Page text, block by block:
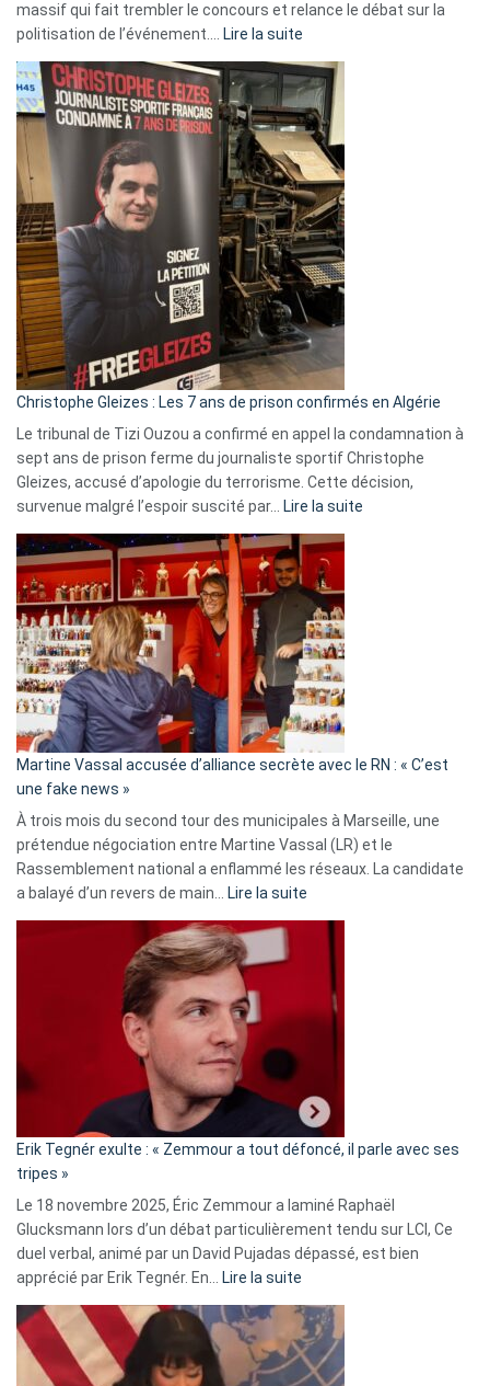
massif qui fait trembler le concours et relance le débat sur la
politisation de l’événement.… Lire la suite
Eurovision
2026
:
Pays-
Bas,
Espagne,
Irlande
et
Slovénie
rejettent
la
présence
d’Israël
Christophe Gleizes : Les 7 ans de prison confirmés en Algérie
Le tribunal de Tizi Ouzou a confirmé en appel la condamnation à
sept ans de prison ferme du journaliste sportif Christophe
Gleizes, accusé d’apologie du terrorisme. Cette décision,
survenue malgré l’espoir suscité par… Lire la suite
Algérie
Martine Vassal accusée d’alliance secrète avec le RN : « C’est
une fake news »
À trois mois du second tour des municipales à Marseille, une
prétendue négociation entre Martine Vassal (LR) et le
Rassemblement national a enflammé les réseaux. La candidate
a balayé d’un revers de main… Lire la suite
d’alliance
secrète
«
C’est
fake
news
»
Erik Tegnér exulte : « Zemmour a tout défoncé, il parle avec ses
tripes »
Le 18 novembre 2025, Éric Zemmour a laminé Raphaël
Glucksmann lors d’un débat particulièrement tendu sur LCI, Ce
duel verbal, animé par un David Pujadas dépassé, est bien
apprécié par Erik Tegnér. En… Lire la suite
Tegnér
exulte